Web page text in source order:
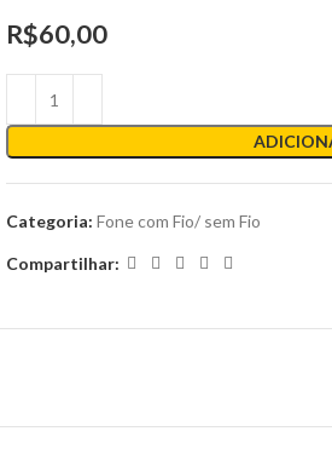
R$60,00
Categoria: Fone com Fio/ sem Fio
Compartilhar: